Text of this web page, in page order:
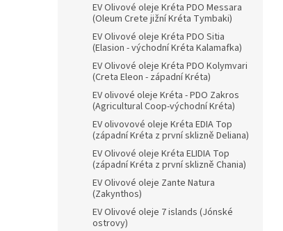
EV Olivové oleje Kréta PDO Messara
(Oleum Crete jižní Kréta Tymbaki)
EV Olivové oleje Kréta PDO Sitia
(Elasion - východní Kréta Kalamafka)
EV Olivové oleje Kréta PDO Kolymvari
(Creta Eleon - západní Kréta)
EV olivové oleje Kréta - PDO Zakros
(Agricultural Coop-východní Kréta)
EV olivovové oleje Kréta EDIA Top
(západní Kréta z první sklizně Deliana)
EV Olivové oleje Kréta ELIDIA Top
(západní Kréta z první sklizně Chania)
EV Olivové oleje Zante Natura
(Zakynthos)
EV Olivové oleje 7 islands (Jónské
ostrovy)